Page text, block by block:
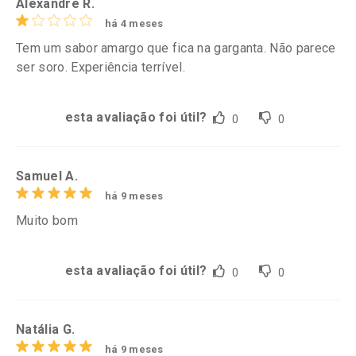
Alexandre R.
há 4 meses
Tem um sabor amargo que fica na garganta. Não parece
ser soro. Experiência terrível.
esta avaliação foi útil? 0 0
Samuel A.
há 9 meses
Muito bom
esta avaliação foi útil? 0 0
Natália G.
há 9 meses